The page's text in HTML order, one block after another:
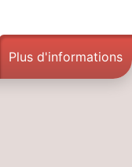
Plus d'informations